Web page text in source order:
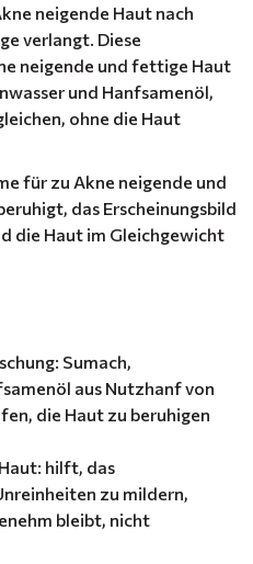
neigende Haut nach
verlangt. Diese
neigende und fettige Haut
und Hanfsamenöl,
ohne die Haut
für zu Akne neigende und
das Erscheinungsbild
die Haut im Gleichgewicht
Sumach,
aus Nutzhanf von
die Haut zu beruhigen
hilft, das
zu mildern,
bleibt, nicht